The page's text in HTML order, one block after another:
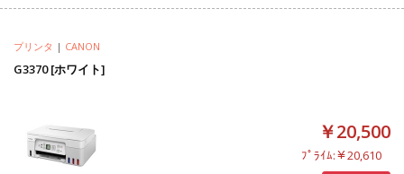
プリンタ | CANON
G3370 [ホワイト]
￥20,500
ﾌﾟﾗｲﾑ:￥20,610